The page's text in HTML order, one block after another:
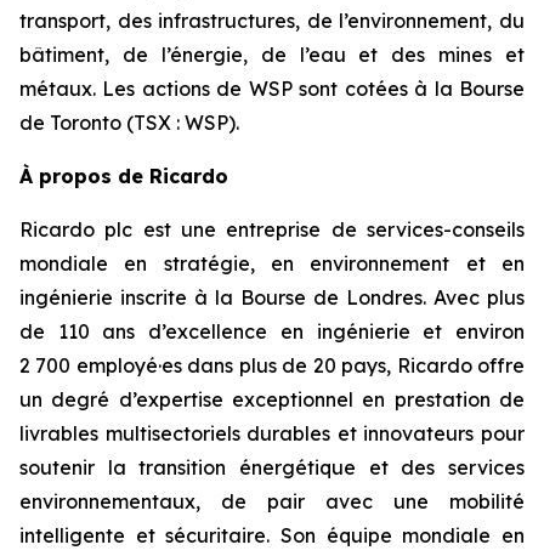
transport, des infrastructures, de l’environnement, du
bâtiment, de l’énergie, de l’eau et des mines et
métaux. Les actions de WSP sont cotées à la Bourse
de Toronto (TSX : WSP).​
À propos de Ricardo
Ricardo plc est une entreprise de services-conseils
mondiale en stratégie, en environnement et en
ingénierie inscrite à la Bourse de Londres. Avec plus
de 110 ans d’excellence en ingénierie et environ
2 700 employé·es dans plus de 20 pays, Ricardo offre
un degré d’expertise exceptionnel en prestation de
livrables multisectoriels durables et innovateurs pour
soutenir la transition énergétique et des services
environnementaux, de pair avec une mobilité
intelligente et sécuritaire. Son équipe mondiale en